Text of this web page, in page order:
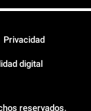
reservados.
Privacidad
digital